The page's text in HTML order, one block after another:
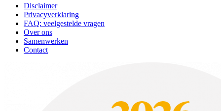
Snijplanken
Siliconen spatels
Siliconen bakkwast
Disclaimer
Privacyverklaring
FAQ: veelgestelde vragen
Over ons
Samenwerken
Contact